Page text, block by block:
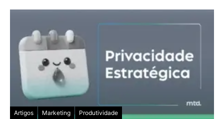
Artigos Marketing Produtividade